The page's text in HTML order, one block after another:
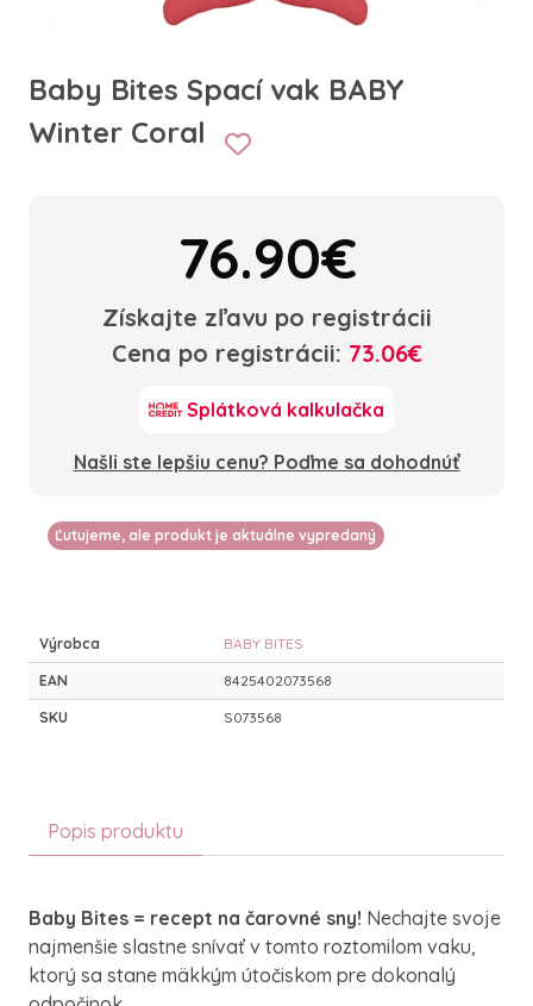
Baby Bites Spací vak BABY
Winter Coral
76.90€
Získajte zľavu po registrácii
Cena po registrácii: 73.06€
Splátková kalkulačka
Našli ste lepšiu cenu? Poďme sa dohodnúť
Ľutujeme, ale produkt je aktuálne vypredaný
Výrobca BABY BITES
EAN 8425402073568
SKU S073568
Popis produktu
Baby Bites = recept na čarovné sny! Nechajte svoje
najmenšie slastne snívať v tomto roztomilom vaku,
ktorý sa stane mäkkým útočiskom pre dokonalý